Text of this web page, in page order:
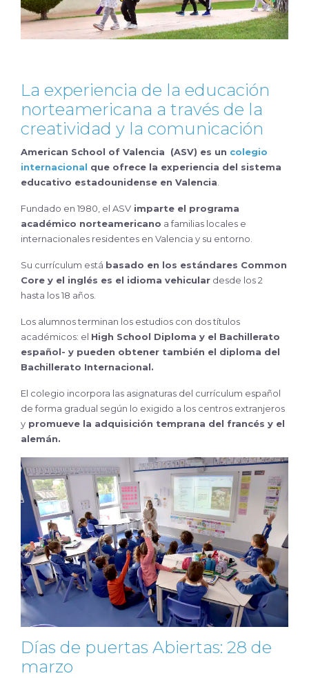
La experiencia de la educación
norteamericana a través de la
creatividad y la comunicación
American School of Valencia (ASV) es un colegio
internacional que ofrece la experiencia del sistema
educativo estadounidense en Valencia
Fundado en 1980, el ASV imparte el programa
académico norteamericano a familias locales e
internacionales residentes en Valencia y su entorno.
Su currículum está basado en los estándares Common
Core y el inglés es el idioma vehicular desde los 2
hasta los 18 años.
Los alumnos terminan los estudios con dos títulos
académicos: el High School Diploma y el Bachillerato
español- y pueden obtener también el diploma del
Bachillerato Internacional.
El colegio incorpora las asignaturas del currículum español
de forma gradual según lo exigido a los centros extranjeros
y promueve la adquisición temprana del francés y el
alemán.
Días de puertas Abiertas: 28 de
marzo